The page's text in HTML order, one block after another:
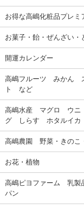
お得な高嶋化粧品プレミ
お菓子・飴・ぜんざい・
開運カレンダー
高嶋フルーツ みかん
ト など
高嶋水産 マグロ ウ
グ しらす ホタルイカ
高嶋農園 野菜・きのこ
お花・植物
高嶋ピヨファーム 乳製
パン